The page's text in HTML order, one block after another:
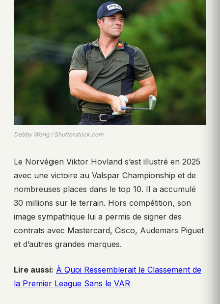
Debby Wong / Shutterstock.com
Le Norvégien Viktor Hovland s’est illustré en 2025
avec une victoire au Valspar Championship et de
nombreuses places dans le top 10. Il a accumulé
30 millions sur le terrain. Hors compétition, son
image sympathique lui a permis de signer des
contrats avec Mastercard, Cisco, Audemars Piguet
et d’autres grandes marques.
Lire aussi: À Quoi Ressemblerait le Classement de
la Premier League Sans le VAR